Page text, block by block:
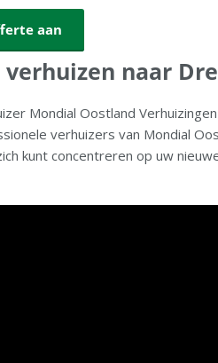
aan
verhuizen naar
Mondial Oostland
verhuizers van Mondial
kunt concentreren op uw